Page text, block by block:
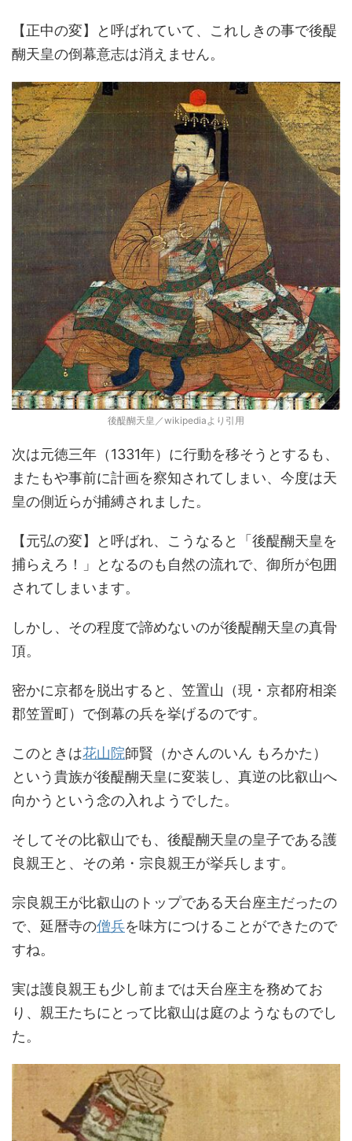
【正中の変】と呼ばれていて、これしきの事で後醍
醐天皇の倒幕意志は消えません。
後醍醐天皇／wikipediaより引用
次は元徳三年（1331年）に行動を移そうとするも、
またもや事前に計画を察知されてしまい、今度は天
皇の側近らが捕縛されました。
【元弘の変】と呼ばれ、こうなると「後醍醐天皇を
捕らえろ！」となるのも自然の流れで、御所が包囲
されてしまいます。
しかし、その程度で諦めないのが後醍醐天皇の真骨
頂。
密かに京都を脱出すると、笠置山（現・京都府相楽
郡笠置町）で倒幕の兵を挙げるのです。
このときは花山院師賢（かさんのいん もろかた）
という貴族が後醍醐天皇に変装し、真逆の比叡山へ
向かうという念の入れようでした。
そしてその比叡山でも、後醍醐天皇の皇子である護
良親王と、その弟・宗良親王が挙兵します。
宗良親王が比叡山のトップである天台座主だったの
で、延暦寺の僧兵を味方につけることができたので
すね。
実は護良親王も少し前までは天台座主を務めてお
り、親王たちにとって比叡山は庭のようなものでし
た。